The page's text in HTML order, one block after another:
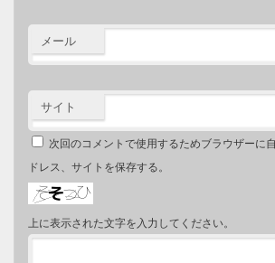
メール
サイト
次回のコメントで使用するためブラウザーに
ドレス、サイトを保存する。
上に表示された文字を入力してください。